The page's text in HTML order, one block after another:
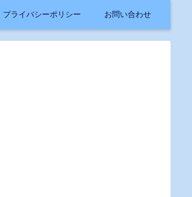
プライバシーポリシー お問い合わせ